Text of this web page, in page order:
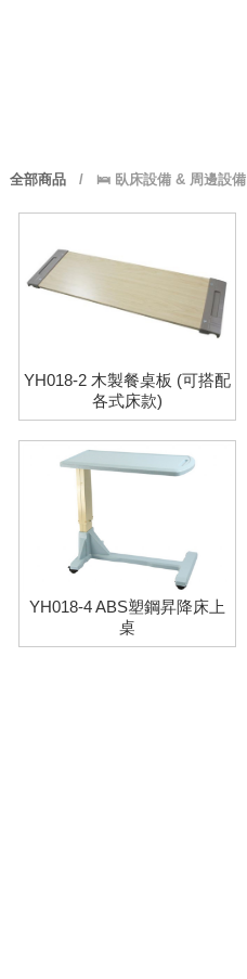
全部商品 / 🛌 臥床設備 & 周邊設備
YH018-2 木製餐桌板 (可搭配
各式床款)
YH018-4 ABS塑鋼昇降床上
桌